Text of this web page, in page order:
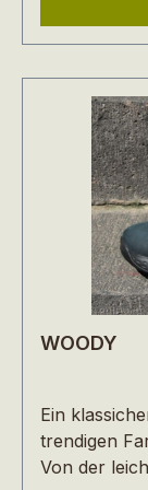
WOODY
Ein
trendigen
Von der